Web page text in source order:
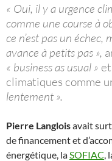
« Oui, il y a urgence
comme une course à
ce n’est pas un échec,
avance à petits pas »,
« business as usual »
climatiques comme
lentement ».
Pierre Langloisavait
de financement et
énergétique, la SOFIAC